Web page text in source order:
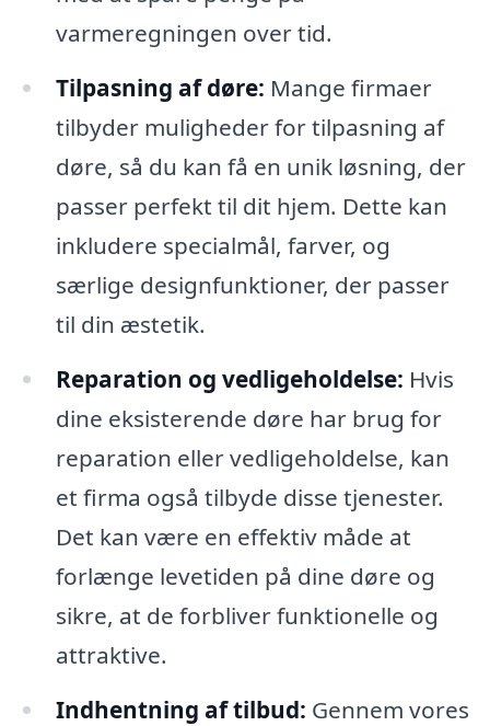
varmeregningen over tid.
Tilpasning af døre: Mange firmaer
tilbyder muligheder for tilpasning af
døre, så du kan få en unik løsning, der
passer perfekt til dit hjem. Dette kan
inkludere specialmål, farver, og
særlige designfunktioner, der passer
til din æstetik.
Reparation og vedligeholdelse: Hvis
dine eksisterende døre har brug for
reparation eller vedligeholdelse, kan
et firma også tilbyde disse tjenester.
Det kan være en effektiv måde at
forlænge levetiden på dine døre og
sikre, at de forbliver funktionelle og
attraktive.
Indhentning af tilbud: Gennem vores